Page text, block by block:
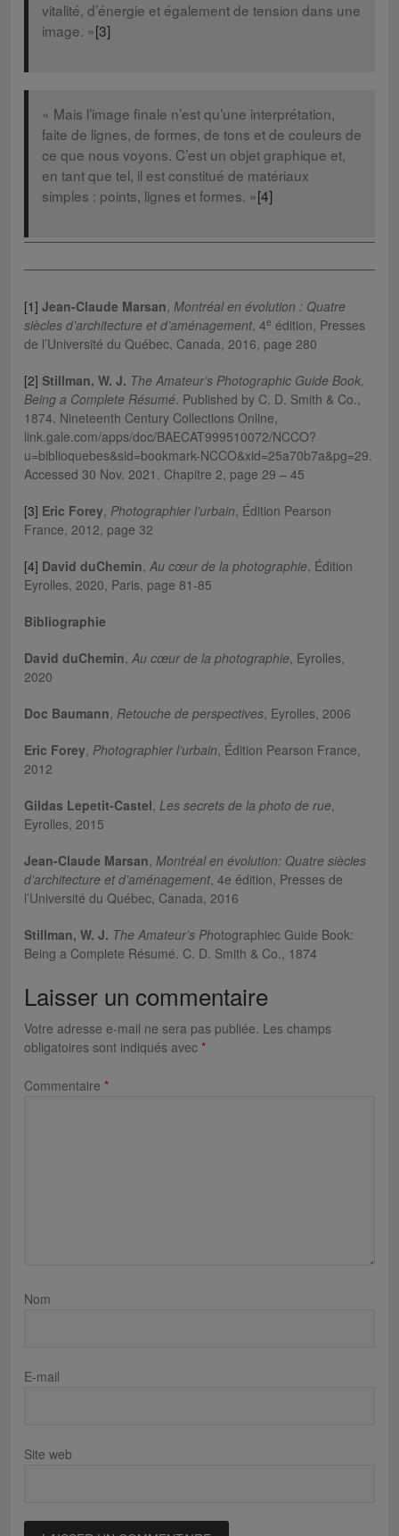
vitalité, d’énergie et également de tension dans une
image. »[3]
« Mais l’image finale n’est qu’une interprétation,
faite de lignes, de formes, de tons et de couleurs de
ce que nous voyons. C’est un objet graphique et,
en tant que tel, il est constitué de matériaux
simples : points, lignes et formes. »[4]
[1] Jean-Claude Marsan, Montréal en évolution : Quatre
siècles d’architecture et d’aménagement, 4e édition, Presses
de l’Université du Québec, Canada, 2016, page 280
[2] Stillman, W. J. The Amateur’s Photographic Guide Book,
Being a Complete Résumé. Published by C. D. Smith & Co.,
1874. Nineteenth Century Collections Online,
link.gale.com/apps/doc/BAECAT999510072/NCCO?
u=biblioquebes&sid=bookmark-NCCO&xid=25a70b7a&pg=29.
Accessed 30 Nov. 2021. Chapitre 2, page 29 – 45
[3] Eric Forey, Photographier l’urbain, Édition Pearson
France, 2012, page 32
[4] David duChemin, Au cœur de la photographie, Édition
Eyrolles, 2020, Paris, page 81-85
Bibliographie
David duChemin, Au cœur de la photographie, Eyrolles,
2020
Doc Baumann, Retouche de perspectives, Eyrolles, 2006
Eric Forey, Photographier l’urbain, Édition Pearson France,
2012
Gildas Lepetit-Castel, Les secrets de la photo de rue,
Eyrolles, 2015
Jean-Claude Marsan, Montréal en évolution: Quatre siècles
d’architecture et d’aménagement, 4e édition, Presses de
l’Université du Québec, Canada, 2016
Stillman, W. J. The Amateur’s Photographiec Guide Book:
Being a Complete Résumé. C. D. Smith & Co., 1874
Laisser un commentaire
Votre adresse e-mail ne sera pas publiée. Les champs
obligatoires sont indiqués avec *
Commentaire *
Nom
E-mail
Site web